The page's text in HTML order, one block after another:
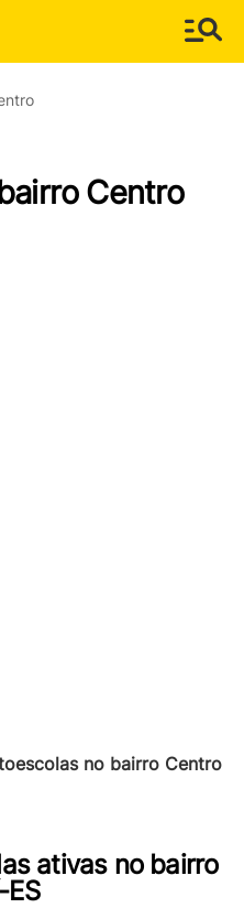
Centro
no bairro Centro
ativas no bairro